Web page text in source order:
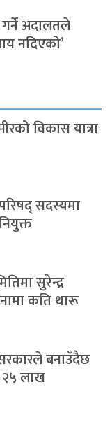
अदालतले
नदिएको’
विकास यात्रा
परिषद् सदस्यमा
सुरेन्द्र
कति थारू
बनाउँदैछ
लाख